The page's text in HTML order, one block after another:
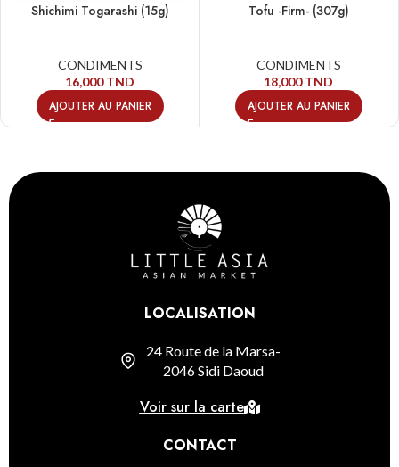
Shichimi Togarashi (15g)
CONDIMENTS
16,000TND
AJOUTER AU PANIER
Tofu -Firm- (307g)
CONDIMENTS
18,000TND
AJOUTER AU PANIER
LOCALISATION
24 Route de la Marsa-
2046 Sidi Daoud
Voir sur la carte
CONTACT